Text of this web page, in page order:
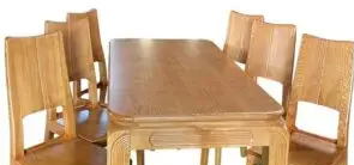
4,900,000₫.
3,900,000₫.